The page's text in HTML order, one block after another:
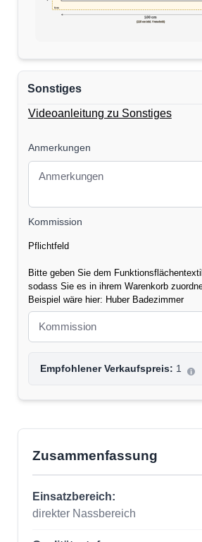
100 cm
(110 cm inkl. Verschnitt)
5cm
Sonstiges
Videoanleitung zu Sonstiges
Anmerkungen
Kommission
Pflichtfeld
Bitte geben Sie dem
sodass Sie es in ihrem Warenkorb
Beispiel wäre hier: Huber Badezimmer
Empfohlener Verkaufspreis: 1
Zusammenfassung
Einsatzbereich:
direkter Nassbereich